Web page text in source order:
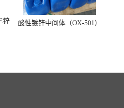
锌
酸性镀锌中间体（OX-501）